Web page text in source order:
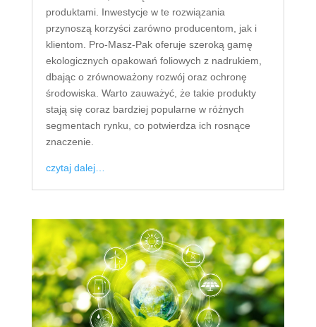
produktami. Inwestycje w te rozwiązania
przynoszą korzyści zarówno producentom, jak i
klientom. Pro-Masz-Pak oferuje szeroką gamę
ekologicznych opakowań foliowych z nadrukiem,
dbając o zrównoważony rozwój oraz ochronę
środowiska. Warto zauważyć, że takie produkty
stają się coraz bardziej popularne w różnych
segmentach rynku, co potwierdza ich rosnące
znaczenie.
czytaj dalej…